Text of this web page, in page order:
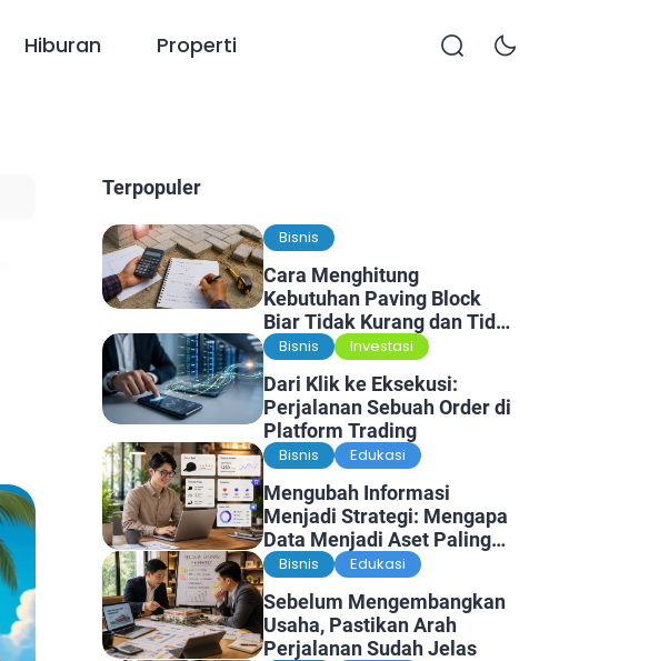
Hiburan Properti
Terpopuler
Bisnis
Cara Menghitung
Kebutuhan Paving Block
Biar Tidak Kurang dan Tidak
Kelebihan
Bisnis Investasi
Dari Klik ke Eksekusi:
Perjalanan Sebuah Order di
Platform Trading
Bisnis Edukasi
Mengubah Informasi
Menjadi Strategi: Mengapa
Data Menjadi Aset Paling
Berharga di Era Digital
Bisnis Edukasi
Sebelum Mengembangkan
Usaha, Pastikan Arah
Perjalanan Sudah Jelas